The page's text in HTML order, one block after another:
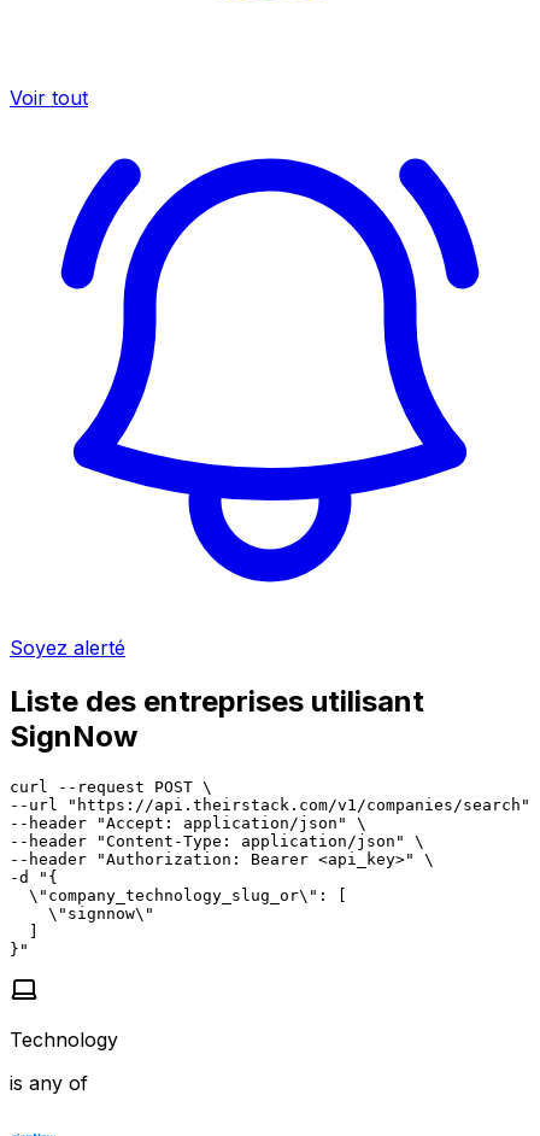
Voir tout
Soyez alerté
Liste des entreprises utilisant
SignNow
curl --request POST \
--url "https://api.theirstack.com/v1/companies/search"
--header "Accept: application/json" \
--header "Content-Type: application/json" \
--header "Authorization: Bearer <api_key>" \
-d "{
  \"company_technology_slug_or\": [
    \"signnow\"
  ]
}"
Technology
is any of